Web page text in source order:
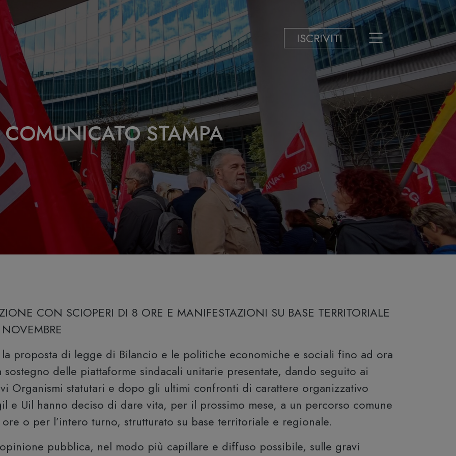
ISCRIVITI
COMUNICATO STAMPA
CON SCIOPERI DI 8 ORE E MANIFESTAZIONI SU BASE TERRITORIALE
proposta di legge di Bilancio e le politiche economiche e sociali fino ad ora
delle piattaforme sindacali unitarie presentate, dando seguito ai
Organismi statutari e dopo gli ultimi confronti di carattere organizzativo
e Uil hanno deciso di dare vita, per il prossimo mese, a un percorso comune
o per l’intero turno, strutturato su base territoriale e regionale.
pubblica, nel modo più capillare e diffuso possibile, sulle gravi